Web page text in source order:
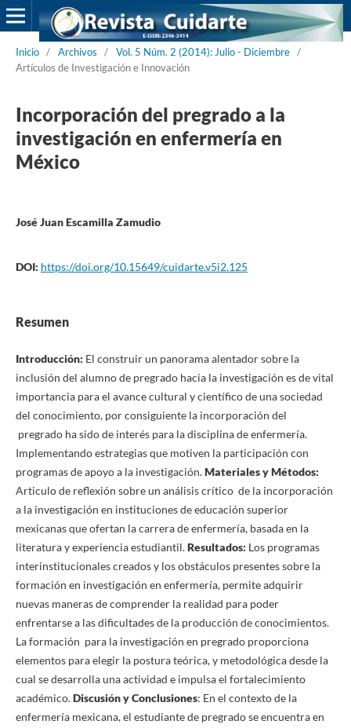
Inicio / Archivos / Vol. 5 Núm. 2 (2014): Julio - Diciembre /
Artículos de Investigación e Innovación
Incorporación del pregrado a la
investigación en enfermería en
México
José Juan Escamilla Zamudio
DOI: https://doi.org/10.15649/cuidarte.v5i2.125
Resumen
Introducción: El construir un panorama alentador sobre la
inclusión del alumno de pregrado hacia la investigación es de vital
importancia para el avance cultural y científico de una sociedad
del conocimiento, por consiguiente la incorporación del
pregrado ha sido de interés para la disciplina de enfermería.
Implementando estrategias que motiven la participación con
programas de apoyo a la investigación.Materiales y Métodos:
Articulo de reflexión sobre un análisis crítico de la incorporación
a la investigación en instituciones de educación superior
mexicanas que ofertan la carrera de enfermería, basada en la
literatura y experiencia estudiantil.Resultados: Los programas
interinstitucionales creados y los obstáculos presentes sobre la
formación en investigación en enfermería, permite adquirir
nuevas maneras de comprender la realidad para poder
enfrentarse a las dificultades de la producción de conocimientos.
La formación para la investigación en pregrado proporciona
elementos para elegir la postura teórica, y metodológica desde la
cual se desarrolla una actividad e impulsa el fortalecimiento
académico.Discusión y Conclusiones: En el contexto de la
enfermería mexicana, el estudiante de pregrado se encuentra en